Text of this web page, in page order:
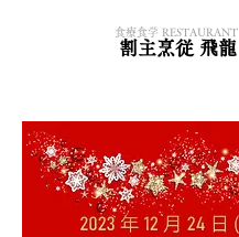
割主烹従 飛龍
​食療食学 RESTAURANT